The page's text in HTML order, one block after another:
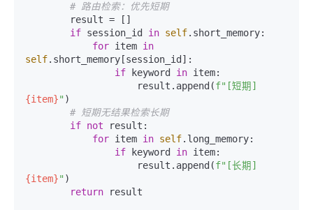
# 路由检索：优先短期
if session_id in self.short_memory:
for item in
self.short_memory[session_id]:
if keyword in item:
                    result.append(
{item}" )
# 短期无结果检索长期
if not result:
for item in self.long_memory:
if keyword in item:
                    result.append(
{item}" )
return result